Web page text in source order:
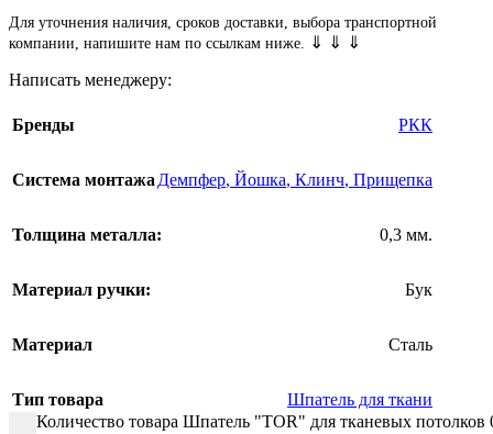
Для уточнения наличия, сроков доставки, выбора транспортной
компании, напишите нам по ссылкам ниже. ⇓ ⇓ ⇓
Написать менеджеру:
Бренды РКК
Система монтажа Демпфер, Йошка, Клинч, Прищепка
Толщина металла: 0,3 мм.
Материал ручки: Бук
Материал Сталь
Тип товара Шпатель для ткани
Количество товара Шпатель "TOR" для тканевых